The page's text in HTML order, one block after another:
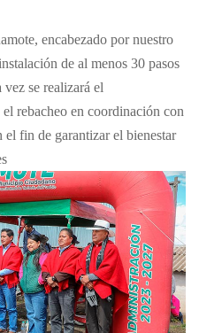
encabezado por nuestro
de al menos 30 pasos
se realizará el
rebacheo en coordinación con
fin de garantizar el bienestar